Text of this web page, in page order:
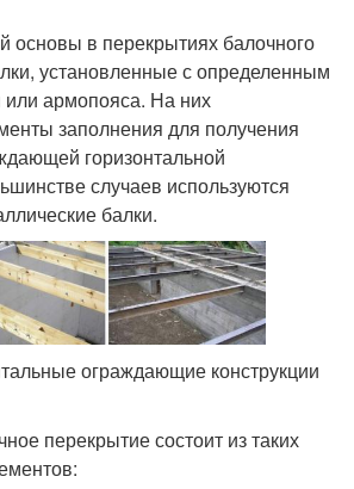
основы в перекрытиях балочного
установленные с определенным
или армопояса. На них
заполнения для получения
горизонтальной
случаев используются
балки.
ограждающие конструкции
перекрытие состоит из таких